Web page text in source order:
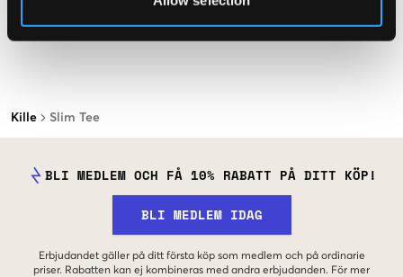
Kille Slim Tee
BLI MEDLEM OCH FÅ 10% RABATT PÅ DITT KÖP!
BLI MEDLEM IDAG
Erbjudandet gäller på ditt första köp som medlem och på ordinarie
priser. Rabatten kan ej kombineras med andra erbjudanden. För mer